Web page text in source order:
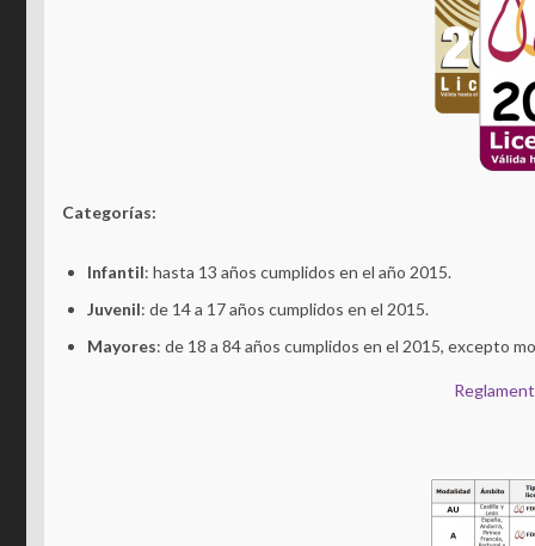
Categorías:
Infantil: hasta 13 años cumplidos en el año 2015.
Juvenil: de 14 a 17 años cumplidos en el 2015.
Mayores: de 18 a 84 años cumplidos en el 2015, excepto